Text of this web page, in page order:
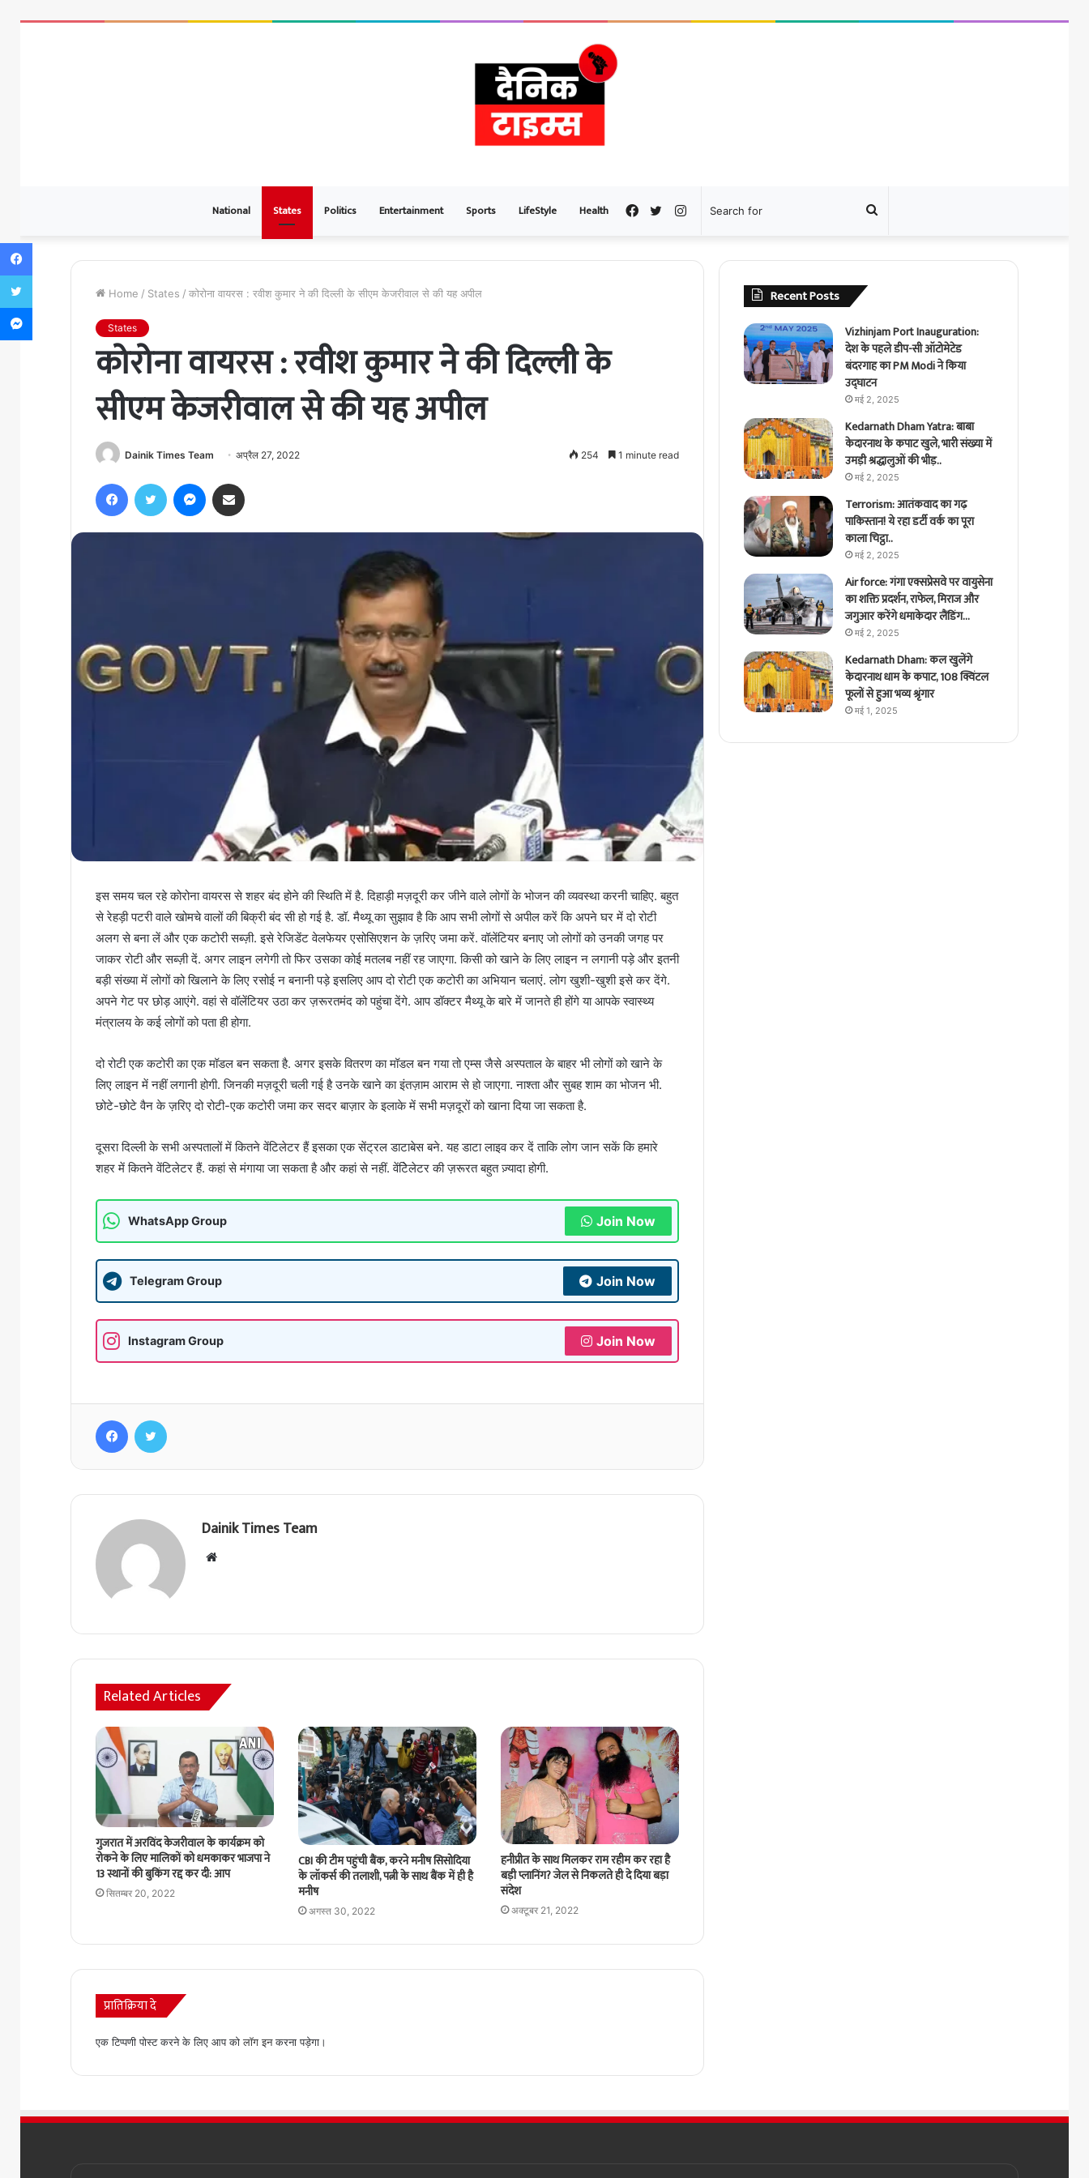
National States Politics Entertainment Sports LifeStyle Health Search
for
Instagram
Twitter
Facebook
Home / States / कोरोना वायरस : रवीश कुमार ने की दिल्ली के सीएम केजरीवाल से की यह अपील
States
कोरोना वायरस : रवीश कुमार ने की दिल्ली के
सीएम केजरीवाल से की यह अपील
Dainik Times Team अप्रैल 27, 2022 254 1 minute read
FacebookTwitter Messenger
इस समय चल रहे कोरोना वायरस से शहर बंद होने की स्थिति में है. दिहाड़ी मज़दूरी कर जीने वाले लोगों के भोजन की व्यवस्था करनी चाहिए. बहुत
से रेहड़ी पटरी वाले खोमचे वालों की बिक्री बंद सी हो गई है. डॉ. मैथ्यू का सुझाव है कि आप सभी लोगों से अपील करें कि अपने घर में दो रोटी
अलग से बना लें और एक कटोरी सब्ज़ी. इसे रेजिडेंट वेलफेयर एसोसिएशन के ज़रिए जमा करें. वॉलेंटियर बनाए जो लोगों को उनकी जगह पर
जाकर रोटी और सब्ज़ी दें. अगर लाइन लगेगी तो फिर उसका कोई मतलब नहीं रह जाएगा. किसी को खाने के लिए लाइन न लगानी पड़े और इतनी
बड़ी संख्या में लोगों को खिलाने के लिए रसोई न बनानी पड़े इसलिए आप दो रोटी एक कटोरी का अभियान चलाएं. लोग खुशी-खुशी इसे कर देंगे.
अपने गेट पर छोड़ आएंगे. वहां से वॉलेंटियर उठा कर ज़रूरतमंद को पहुंचा देंगे. आप डॉक्टर मैथ्यू के बारे में जानते ही होंगे या आपके स्वास्थ्य
मंत्रालय के कई लोगों को पता ही होगा.
दो रोटी एक कटोरी का एक मॉडल बन सकता है. अगर इसके वितरण का मॉडल बन गया तो एम्स जैसे अस्पताल के बाहर भी लोगों को खाने के
लिए लाइन में नहीं लगानी होगी. जिनकी मज़दूरी चली गई है उनके खाने का इंतज़ाम आराम से हो जाएगा. नाश्ता और सुबह शाम का भोजन भी.
छोटे-छोटे वैन के ज़रिए दो रोटी-एक कटोरी जमा कर सदर बाज़ार के इलाके में सभी मज़दूरों को खाना दिया जा सकता है.
दूसरा दिल्ली के सभी अस्पतालों में कितने वेंटिलेटर हैं इसका एक सेंट्रल डाटाबेस बने. यह डाटा लाइव कर दें ताकि लोग जान सकें कि हमारे
शहर में कितने वेंटिलेटर हैं. कहां से मंगाया जा सकता है और कहां से नहीं. वेंटिेलेटर की ज़रूरत बहुत ज़्यादा होगी.
WhatsApp Group Join Now
Telegram Group Join Now
Instagram Group Join Now
Facebook
Dainik Times Team
Website
Related Articles
गुजरात में अरविंद केजरीवाल के कार्यक्रम को
रोकने के लिए मालिकों को धमकाकर भाजपा ने
13 स्थानों की बुकिंग रद्द कर दी: आप
सितम्बर 20, 2022
CBI की टीम पहुंची बैंक, करने मनीष सिसोदिया
के लॉकर्स की तलाशी, पत्नी के साथ बैंक में ही है
मनीष
अगस्त 30, 2022
हनीप्रीत के साथ मिलकर राम रहीम कर रहा है
बड़ी प्लानिंग? जेल से निकलते ही दे दिया बड़ा
संदेश
अक्टूबर 21, 2022
प्रातिक्रिया दे
एक टिप्पणी पोस्ट करने के लिए आप कोलॉग इनकरना पड़ेगा।
Recent Posts
Vizhinjam Port Inauguration:
देश के पहले डीप-सी ऑटोमेटेड
बंदरगाह का PM Modi ने किया
उद्घाटन
मई 2, 2025
Kedarnath Dham Yatra: बाबा
केदारनाथ के कपाट खुले, भारी संख्या में
उमड़ी श्रद्धालुओं की भीड़..
मई 2, 2025
Terrorism: आतंकवाद का गढ़
पाकिस्तान! ये रहा डर्टी वर्क का पूरा
काला चिट्ठा..
मई 2, 2025
Air force: गंगा एक्सप्रेसवे पर वायुसेना
का शक्ति प्रदर्शन, राफेल, मिराज और
जगुआर करेंगे धमाकेदार लैंडिंग…
मई 2, 2025
Kedarnath Dham: कल खुलेंगे
केदारनाथ धाम के कपाट, 108 क्विंटल
फूलों से हुआ भव्य श्रृंगार
मई 1, 2025
Facebook
Twitter
Messenger